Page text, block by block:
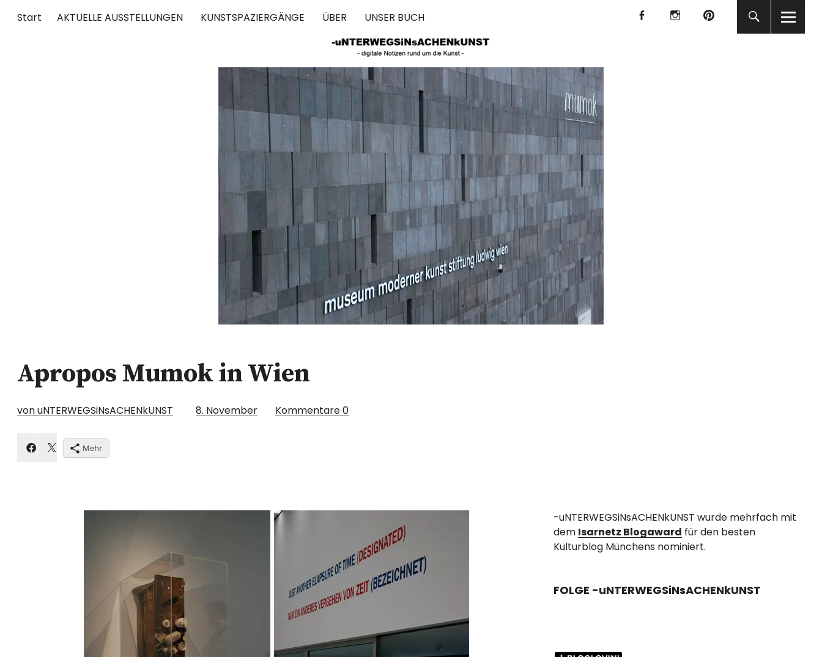
Start AKTUELLE AUSSTELLUNGEN KUNSTSPAZIERGÄNGE ÜBER UNSER BUCH
UNTERWEGS IN SACHEN KUNST
f I P
Apropos Mumok in Wien
von uNTERWEGSiNsACHENkUNST 8. November Kommentare0
Mehr
-uNTERWEGSiNsACHENkUNST wurde mehrfach mit
dem Isarnetz Blogaward für den besten
Kulturblog Münchens nominiert.
FOLGE -uNTERWEGSiNsACHENkUNST